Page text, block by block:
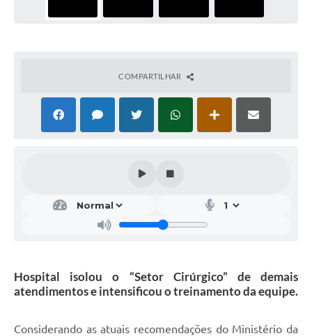
COMPARTILHAR
Hospital isolou o “Setor Cirúrgico” de demais
atendimentos e intensificou o treinamento da equipe.
Considerando as atuais recomendações do Ministério da